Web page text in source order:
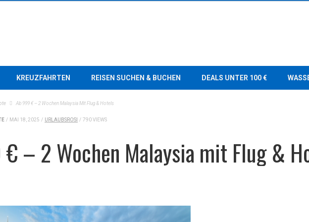
KREUZFAHRTEN REISEN SUCHEN & BUCHEN DEALS UNTER 100 €
Ab 999 € – 2 Wochen Malaysia Mit Flug & Hotels
/ MAI 18, 2025 / URLAUBSROSI / 790 VIEWS
– 2 Wochen Malaysia mit Flug &